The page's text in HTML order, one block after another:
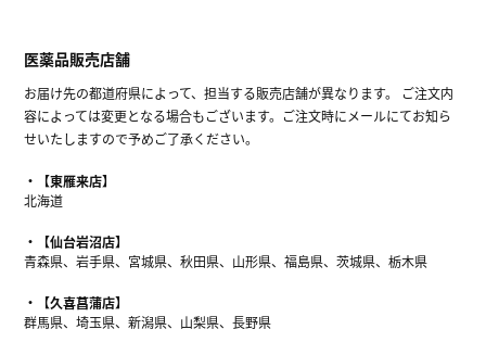
医薬品販売店舗
お届け先の都道府県によって、担当する販売店舗が異なります。 ご注文内
容によっては変更となる場合もございます。ご注文時にメールにてお知ら
せいたしますので予めご了承ください。
【東雁来店】
北海道
【仙台岩沼店】
青森県、岩手県、宮城県、秋田県、山形県、福島県、茨城県、栃木県
【久喜菖蒲店】
群馬県、埼玉県、新潟県、山梨県、長野県